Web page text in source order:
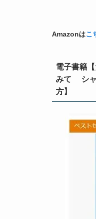
Amazonはこ
電子書籍
みて シャ
方】